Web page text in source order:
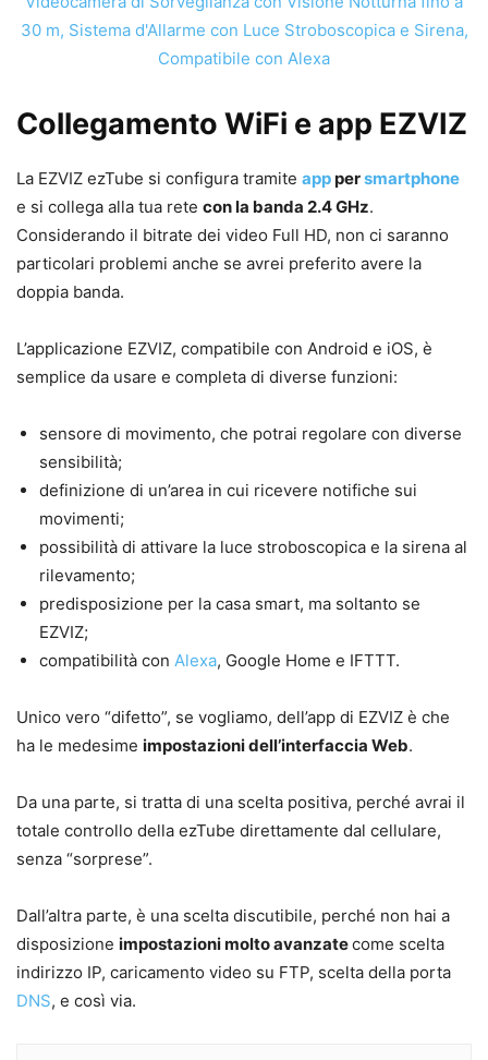
Collegamento WiFi e app EZVIZ
La EZVIZ ezTube si configura tramite apppersmartphone
e si collega alla tua rete con la banda 2.4 GHz.
Considerando il bitrate dei video Full HD, non ci saranno
particolari problemi anche se avrei preferito avere la
doppia banda.
L’applicazione EZVIZ, compatibile con Android e iOS, è
semplice da usare e completa di diverse funzioni:
sensore di movimento, che potrai regolare con diverse
sensibilità;
definizione di un’area in cui ricevere notifiche sui
movimenti;
possibilità di attivare la luce stroboscopica e la sirena al
rilevamento;
predisposizione per la casa smart, ma soltanto se
EZVIZ;
compatibilità con Alexa, Google Home e IFTTT.
Unico vero “difetto”, se vogliamo, dell’app di EZVIZ è che
ha le medesime impostazioni dell’interfaccia Web.
Da una parte, si tratta di una scelta positiva, perché avrai il
totale controllo della ezTube direttamente dal cellulare,
senza “sorprese”.
Dall’altra parte, è una scelta discutibile, perché non hai a
disposizione impostazioni molto avanzatecome scelta
indirizzo IP, caricamento video su FTP, scelta della porta
DNS, e così via.